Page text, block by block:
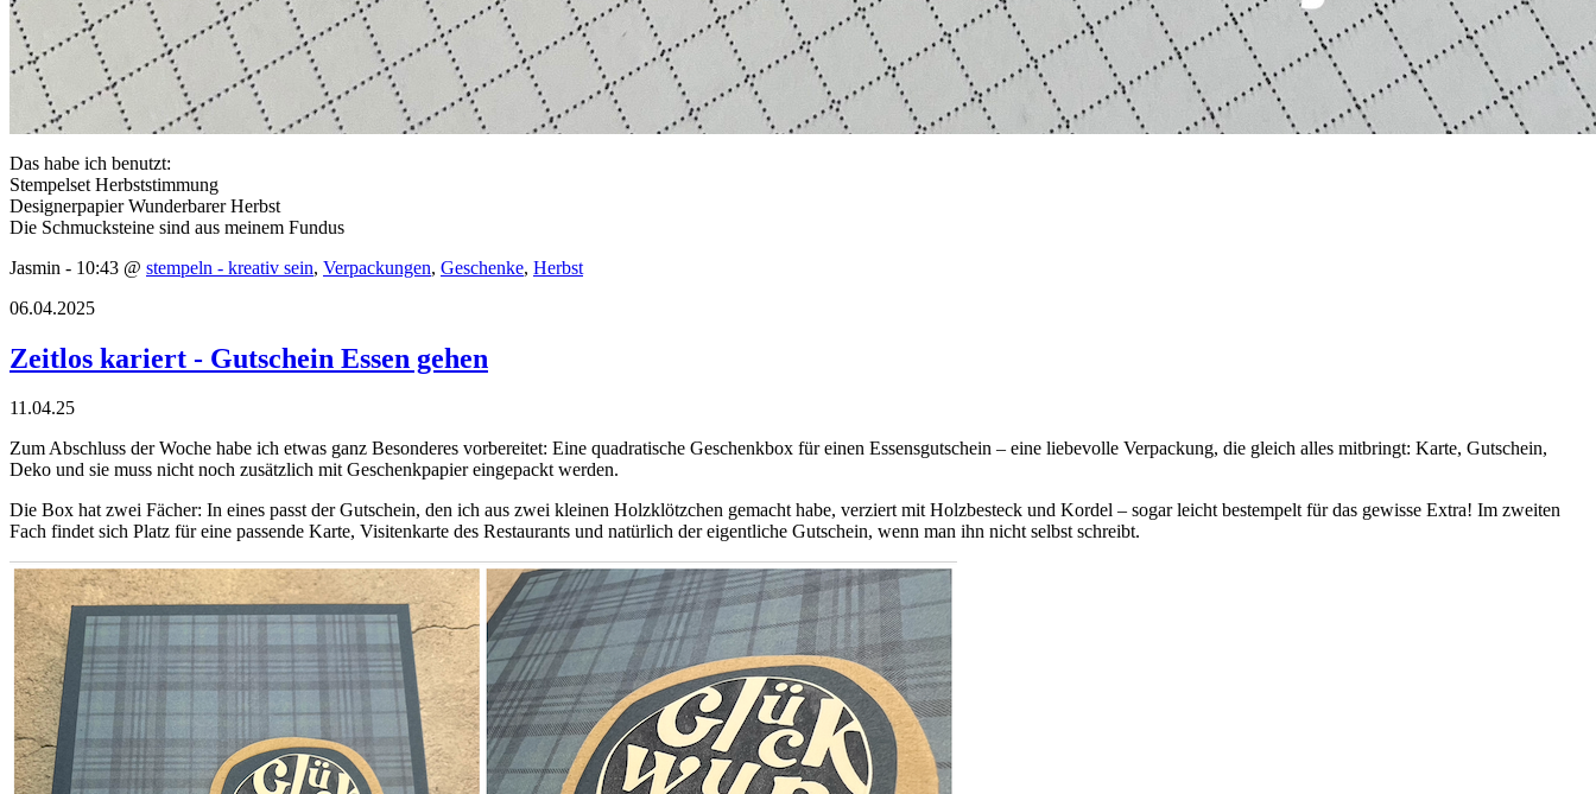
Das habe ich benutzt:
Stempelset Herbststimmung
Designerpapier Wunderbarer Herbst
Die Schmucksteine sind aus meinem Fundus
Jasmin - 10:43 @ stempeln - kreativ sein, Verpackungen, Geschenke, Herbst
06.04.2025
Zeitlos kariert - Gutschein Essen gehen
11.04.25
Zum Abschluss der Woche habe ich etwas ganz Besonderes vorbereitet: Eine quadratische Geschenkbox für einen Essensgutschein – eine liebevolle Verpackung, die gleich alles mitbringt: Karte, Gutschein,
Deko und sie muss nicht noch zusätzlich mit Geschenkpapier eingepackt werden.
Die Box hat zwei Fächer: In eines passt der Gutschein, den ich aus zwei kleinen Holzklötzchen gemacht habe, verziert mit Holzbesteck und Kordel – sogar leicht bestempelt für das gewisse Extra! Im zweiten
Fach findet sich Platz für eine passende Karte, Visitenkarte des Restaurants und natürlich der eigentliche Gutschein, wenn man ihn nicht selbst schreibt.